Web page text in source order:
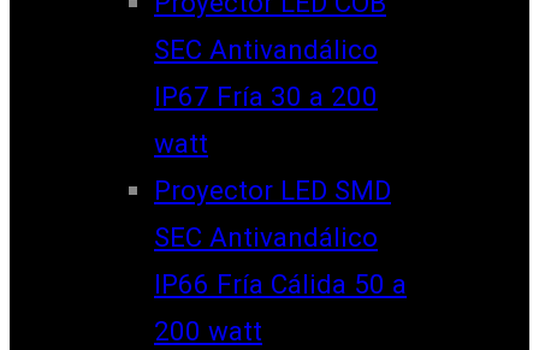
SEC Antivandálico
IP67 Fría 30 a 200
watt
Proyector LED SMD
SEC Antivandálico
IP66 Fría Cálida 50 a
200 watt